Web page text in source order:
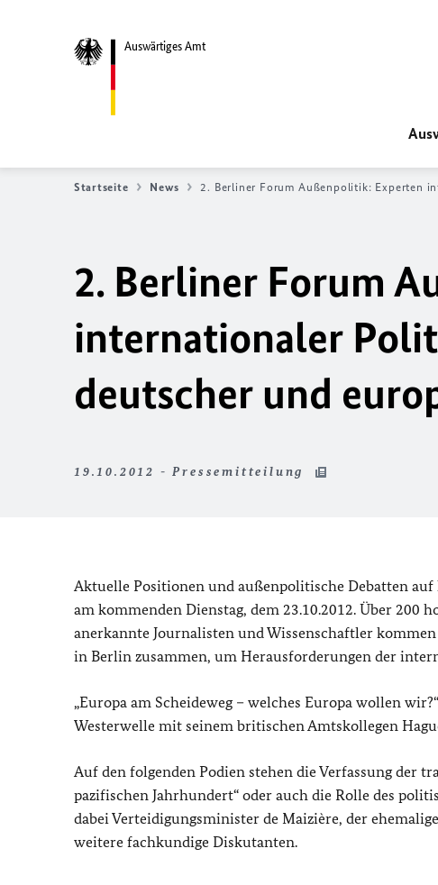
Auswärtiges Amt
Startseite News 2. Berliner Forum Außenpolitik: Experten
2. Berliner Forum
internationaler
deutscher und
19.10.2012 - Pressemitteilung
Aktuelle Positionen und außenpolitische Debatten
am kommenden Dienstag, dem 23.10.2012. Über
anerkannte Journalisten und Wissenschaftler
in Berlin zusammen, um Herausforderungen der
„Europa am Scheideweg – welches Europa wollen
Westerwelle mit seinem britischen Amtskollegen
Auf den folgenden Podien stehen die Verfassung der
pazifischen Jahrhundert“ oder auch die Rolle des
dabei Verteidigungsminister de Maizière, der
weitere fachkundige Diskutanten.